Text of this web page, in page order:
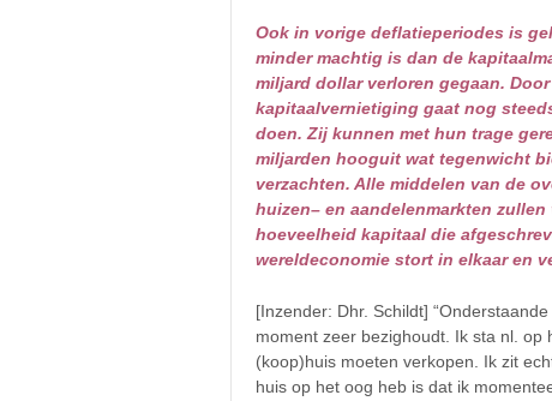
Ook in vorige deflatieperiodes is
minder machtig is dan de
miljard dollar verloren gegaan.
kapitaalvernietiging gaat nog
doen. Zij kunnen met hun trage
miljarden hooguit wat tegenwicht
verzachten. Alle middelen van de
huizen– en aandelenmarkten
hoeveelheid kapitaal die
wereldeconomie stort in elkaar en
[Inzender: Dhr. Schildt]
moment zeer bezighoudt. Ik sta nl.
(koop)huis moeten verkopen. Ik zit
huis op het oog heb is dat ik